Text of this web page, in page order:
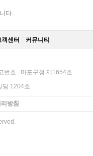
다.
객센터 커뮤니티
번호 : 마포구청 제1654호
딩 1204호
방침